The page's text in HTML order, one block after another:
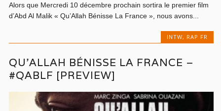
Alors que Mercredi 10 décembre prochain sortira le premier film
d’Abd Al Malik « Qu’Allah Bénisse La France », nous avons...
INTW, RAP FR
QU’ALLAH BÉNISSE LA FRANCE –
#QABLF [PREVIEW]